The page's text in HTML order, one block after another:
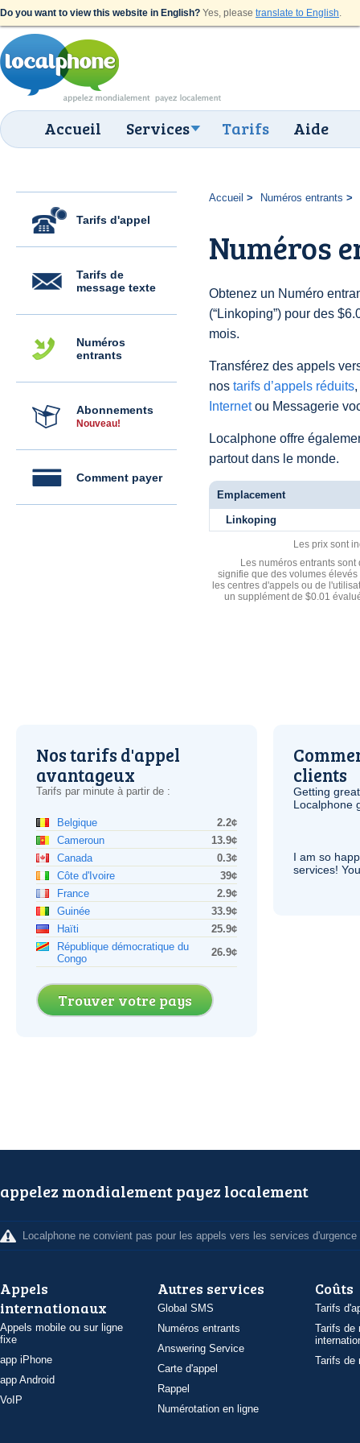
Do you want to view this website in English? Yes, please translate to English.
Accueil Services Tarifs Aide
Tarifs d'appel
Tarifs de
message texte
Numéros
entrants
Abonnements
Nouveau!
Comment payer
Accueil Numéros entrants
Numéros
Obtenez un Numéro
(“Linkoping”) pour des
mois.
Transférez des appels
nos tarifs d’appels réduits
Internetou Messagerie
Localphone offre
partout dans le monde.
Emplacement
Linkoping
Les prix sont
Les numéros entrants
signifie que des volumes
les centres d'appels ou de
un supplément de $0.01
Nos tarifs d'appel
avantageux
Tarifs par minute à partir de :
Belgique
2.2¢
Cameroun
13.9¢
Canada
0.3¢
Côte d'Ivoire
39¢
France
2.9¢
Guinée
33.9¢
Haïti
25.9¢
République démocratique du
Congo
26.9¢
Trouver votre pays
clients
Getting
Localphone
I am so
services!
appelez mondialement payez localement
Localphone ne convient pas pour les appels vers les services d'urgence
Appels
internationaux
Appels mobile ou sur ligne
fixe
app iPhone
app Android
VoIP
Autres services
Global SMS
Numéros entrants
Answering Service
Carte d'appel
Rappel
Numérotation en ligne
Coûts
Tarifs
Tarifs de
Tarifs de